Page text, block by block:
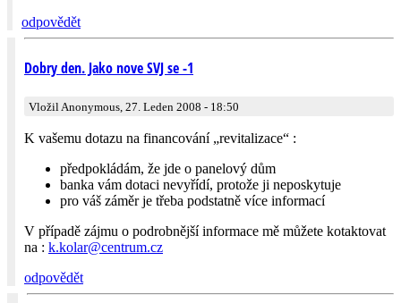
odpovědět
Dobry den. Jako nove SVJ se -1
Vložil Anonymous, 27. Leden 2008 - 18:50
K vašemu dotazu na financování „revitalizace“ :
předpokládám, že jde o panelový dům
banka vám dotaci nevyřídí, protože ji neposkytuje
pro váš záměr je třeba podstatně více informací
V případě zájmu o podrobnější informace mě můžete kotaktovat
na : k.kolar@cen­trum.cz
odpovědět